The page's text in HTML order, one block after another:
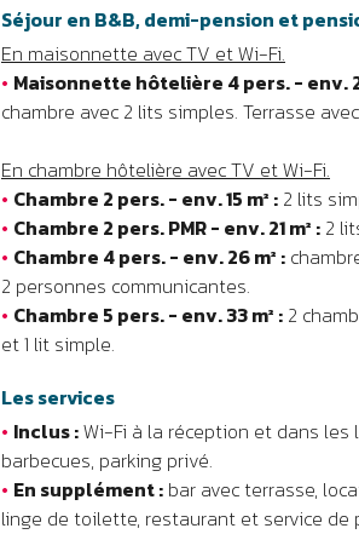
Séjour en B&B, demi-pension et
En maisonnette avec TV et Wi-Fi.
• Maisonnette hôtelière 4 pers. - env.
chambre avec 2 lits simples. Terrasse
En chambre hôtelière avec TV et Wi-Fi.
• Chambre 2 pers. - env. 15 m² : 2 lits
• Chambre 2 pers. PMR - env. 21 m² : 2
• Chambre 4 pers. - env. 26 m² :
2 personnes communicantes.
• Chambre 5 pers. - env. 33 m² : 2
et 1 lit simple.
Les services
• Inclus :Wi-Fi à la réception et dans les
barbecues, parking privé.
• En supplément : bar avec terrasse,
linge de toilette, restaurant et service de